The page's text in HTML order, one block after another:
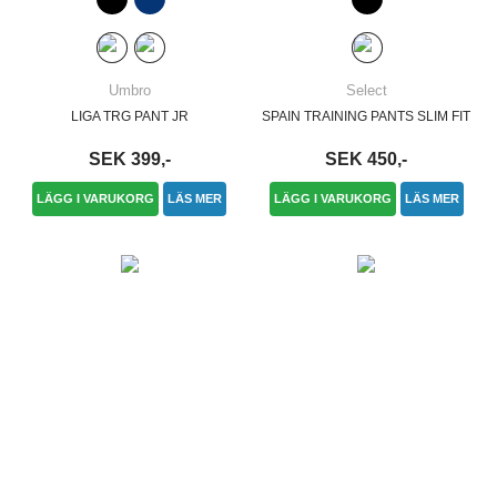
Umbro
LIGA TRG PANT JR
SEK 399,-
LÄGG I VARUKORG LÄS MER
Select
SPAIN TRAINING PANTS SLIM FIT
SEK 450,-
LÄGG I VARUKORG LÄS MER